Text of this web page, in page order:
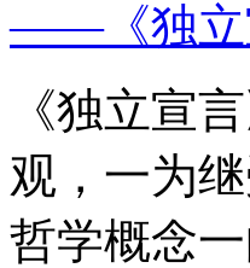
——《独立
《独立宣
观，一为
哲学概念